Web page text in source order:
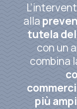
alla
tutela
con un
combina
più